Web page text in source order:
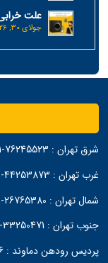
علت
جولای 30, 2026 - 9:07 ق.ظ
شرق تهران : 76245523-021
غرب تهران : 44253873-021
شمال تهران :
جنوب تهران : 33250471-021
پردیس رودهن دماوند :